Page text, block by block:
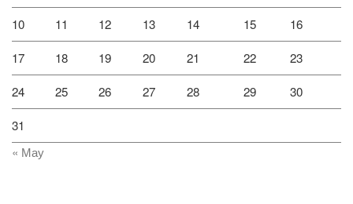
10 11 12 13 14 15 16
17 18 19 20 21 22 23
24 25 26 27 28 29 30
31
« Мау